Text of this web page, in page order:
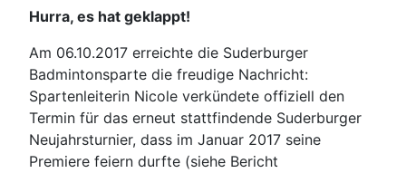
Hurra, es hat geklappt!
Am 06.10.2017 erreichte die Suderburger
Badmintonsparte die freudige Nachricht:
Spartenleiterin Nicole verkündete offiziell den
Termin für das erneut stattfindende Suderburger
Neujahrsturnier, dass im Januar 2017 seine
Premiere feiern durfte (siehe Bericht